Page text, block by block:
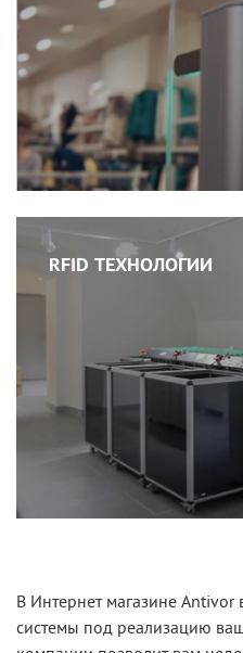
RFID ТЕХНОЛОГИИ
В Интернет магазине
системы под реализацию